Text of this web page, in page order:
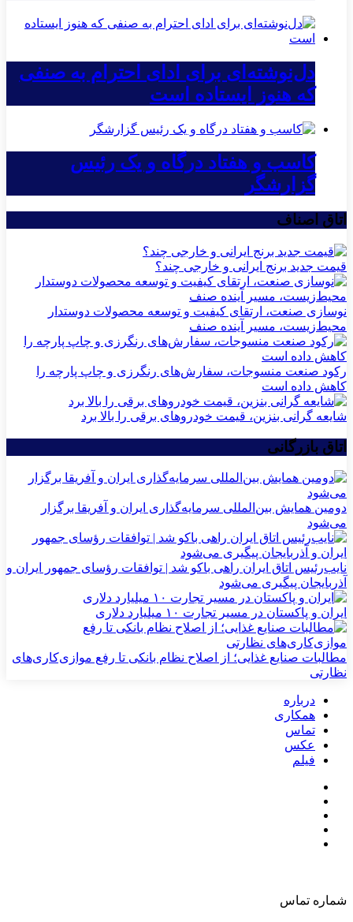
دل‌نوشته‌ای برای ادای احترام به صنفی
که هنوز ایستاده است
کاسب و هفتاد درگاه و یک رئیس
گزارشگر
اتاق اصناف
قیمت جدید برنج ایرانی و خارجی چند؟
نوسازی صنعت، ارتقای کیفیت و توسعه محصولات دوستدار
محیط‌زیست، مسیر آینده صنف
رکود صنعت منسوجات، سفارش‌های رنگرزی و چاپ پارچه را
کاهش داده است
شایعه گرانی بنزین، قیمت خودروهای برقی را بالا برد
اتاق بازرگانی
دومین همایش بین‌المللی سرمایه‌گذاری ایران و آفریقا برگزار
می‌شود
نایب‌رئیس اتاق ایران راهی باکو شد | توافقات رؤسای جمهور ایران و
آذربایجان پیگیری می‌شود
ایران و پاکستان در مسیر تجارت ۱۰ میلیارد دلاری
مطالبات صنایع غذایی؛ از اصلاح نظام بانکی تا رفع موازی‌کاری‌های
نظارتی
درباره
همکاری
تماس
عکس
فیلم
شماره تماس